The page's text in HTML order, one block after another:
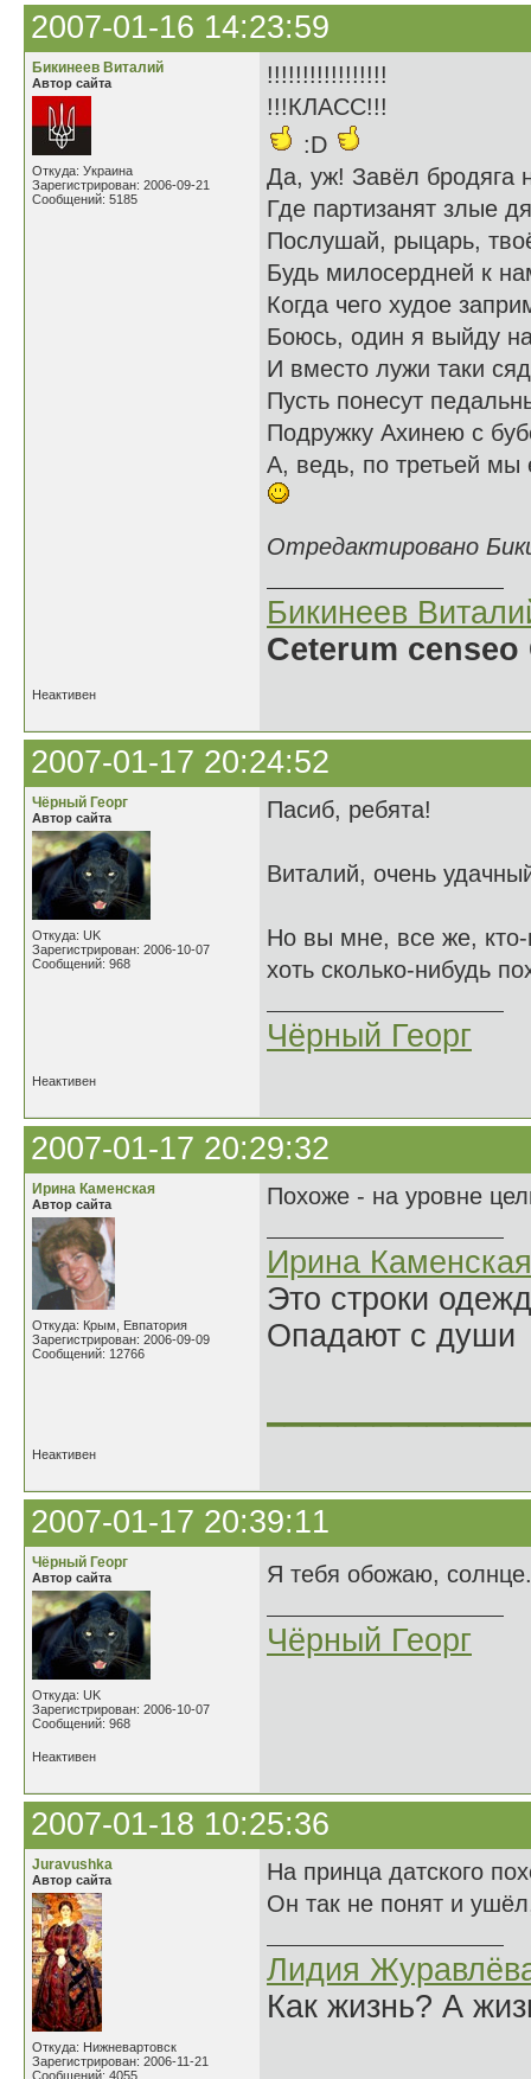
2007-01-16 14:23:59
Бикинеев Виталий
Автор сайта
Откуда: Украина
Зарегистрирован: 2006-09-21
Сообщений: 5185
!!!!!!!!!!!!!!!!!
!!!КЛАСС!!!
:D
Да, уж! Завёл бродяга
Где партизанят злые
Послушай, рыцарь,
Будь милосердней к
Когда чего худое
Боюсь, один я выйду
И вместо лужи таки
Пусть понесут
Подружку Ахинею с
А, ведь, по третьей
Отредактировано
Бикинеев
Ceterum
Неактивен
2007-01-17 20:24:52
Чёрный Георг
Автор сайта
Откуда: UK
Зарегистрирован: 2006-10-07
Сообщений: 968
Пасиб, ребята!
Виталий, очень
Но вы мне, все же, кто-
хоть сколько-нибудь
Чёрный Георг
Неактивен
2007-01-17 20:29:32
Ирина Каменская
Автор сайта
Откуда: Крым, Евпатория
Зарегистрирован: 2006-09-09
Сообщений: 12766
Похоже - на уровне
Ирина Каменская
Это строки
Опадают с души
Неактивен
2007-01-17 20:39:11
Чёрный Георг
Автор сайта
Откуда: UK
Зарегистрирован: 2006-10-07
Сообщений: 968
Я тебя обожаю,
Чёрный Георг
Неактивен
2007-01-18 10:25:36
Juravushka
Автор сайта
Откуда: Нижневартовск
Зарегистрирован: 2006-11-21
Сообщений: 4055
На принца датского
Он так не понят и
Лидия
Как жизнь? А